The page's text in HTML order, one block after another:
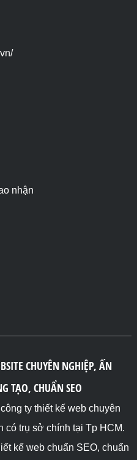
nhận
CHUYÊN NGHIỆP, ẤN
TẠO, CHUẨN SEO
ty thiết kế web chuyên
có trụ sở chính tại Tp HCM.
kế web chuẩn SEO, chuẩn